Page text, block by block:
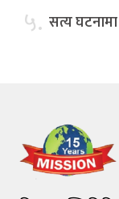
५. सत्य घटनामा